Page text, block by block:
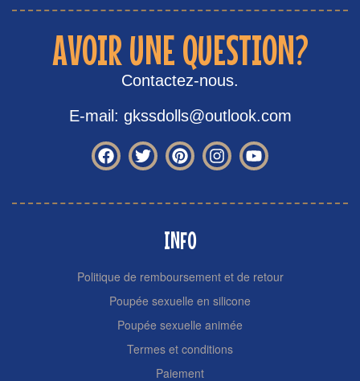
AVOIR UNE QUESTION?
Contactez-nous.
E-mail: gkssdolls@outlook.com
INFO
Politique de remboursement et de retour
Poupée sexuelle en silicone
Poupée sexuelle animée
Termes et conditions
Paiement